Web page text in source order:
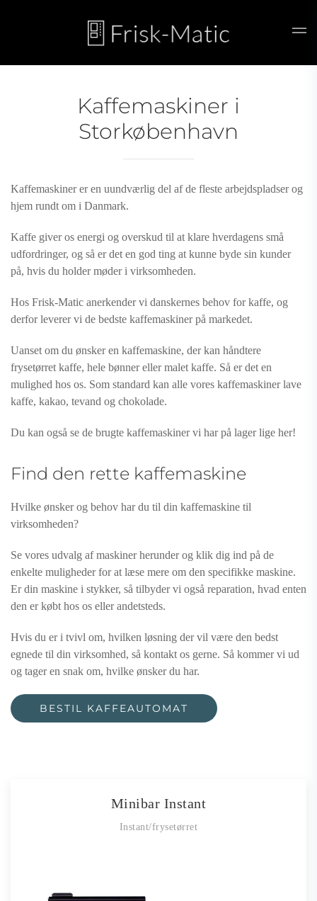
Skip to main content
Kaffemaskiner i
Storkøbenhavn
Kaffemaskiner er en uundværlig del af de fleste arbejdspladser og
hjem rundt om i Danmark.
Kaffe giver os energi og overskud til at klare hverdagens små
udfordringer, og så er det en god ting at kunne byde sin kunder
på, hvis du holder møder i virksomheden.
Hos Frisk-Matic anerkender vi danskernes behov for kaffe, og
derfor leverer vi de bedste kaffemaskiner på markedet.
Uanset om du ønsker en kaffemaskine, der kan håndtere
frysetørret kaffe, hele bønner eller malet kaffe. Så er det en
mulighed hos os. Som standard kan alle vores kaffemaskiner lave
kaffe, kakao, tevand og chokolade.
Du kan også se de brugte kaffemaskiner vi har på lager lige her!
Find den rette kaffemaskine
Hvilke ønsker og behov har du til din kaffemaskine til
virksomheden?
Se vores udvalg af maskiner herunder og klik dig ind på de
enkelte muligheder for at læse mere om den specifikke maskine.
Er din maskine i stykker, så tilbyder vi også reparation, hvad enten
den er købt hos os eller andetsteds.
Hvis du er i tvivl om, hvilken løsning der vil være den bedst
egnede til din virksomhed, så kontakt os gerne. Så kommer vi ud
og tager en snak om, hvilke ønsker du har.
BESTIL KAFFEAUTOMAT
Minibar Instant
Instant/frysetørret